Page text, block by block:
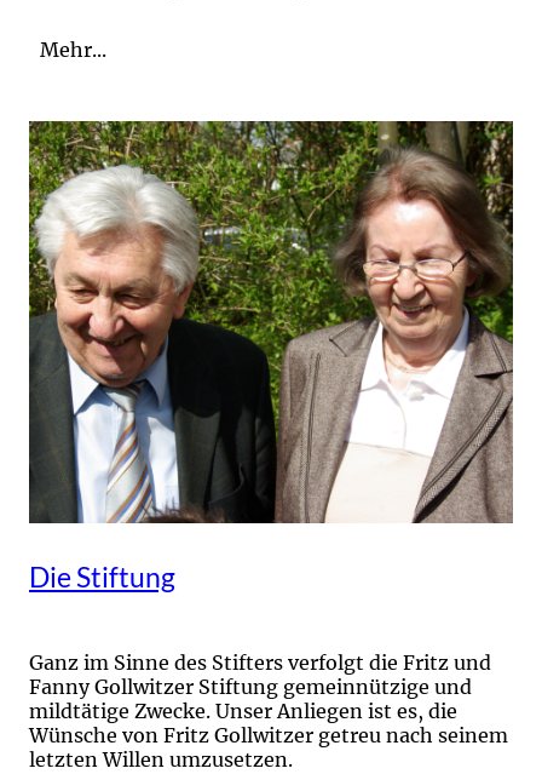
Mehr...
Die Stiftung
Ganz im Sinne des Stifters verfolgt die Fritz und
Fanny Gollwitzer Stiftung gemeinnützige und
mildtätige Zwecke. Unser Anliegen ist es, die
Wünsche von Fritz Gollwitzer getreu nach seinem
letzten Willen umzusetzen.